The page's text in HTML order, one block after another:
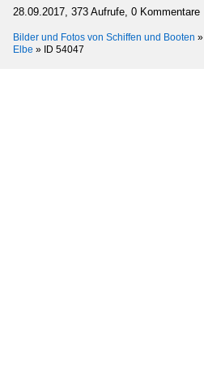
28.09.2017, 373 Aufrufe, 0 Kommentare
Bilder und Fotos von Schiffen und Booten »
Elbe » ID 54047